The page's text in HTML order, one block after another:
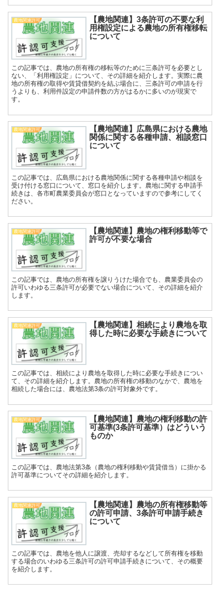
農地関連許可
【農地関連】3条許可の不要な利
用権設定による農地の所有権移転
について
この記事では、農地の所有権の移転等のために三条許可を必要とし
ない、「利用権設定」について、その詳細を紹介します。実際に農
地の所有権の取得や賃貸借契約を結ぶ場合に、三条許可の申請を行
うよりも、利用件設定の申請件数の方がはるかに多いのが現実で
す。
農地関連許可
【農地関連】広島県における農地
関係に関する各種申請、相談窓口
について
この記事では、広島県における農地関係に関する各種申請や相談を
受け付ける窓口について、窓口を紹介します。農地に関する申請手
続きは、各市町農業委員会が窓口となっていますので参考にしてく
ださい。
農地関連許可
【農地関連】農地の権利移動等で
許可が不要な場合
この記事では、農地の所有権を譲りうけた場合でも、農業委員会の
許可いわゆる三条許可が必要でない場合について、その詳細を紹介
します。
農地関連許可
【農地関連】相続により農地を取
得した時に必要な手続きについて
この記事では、相続により農地を取得した時に必要な手続きについ
て、その詳細を紹介します。農地の所有権の移動のなかで、農地を
相続した場合には、農地法第3条の許可対象外です。
農地関連許可
【農地関連】農地の権利移動の許
可基準(3条許可基準）はどういう
ものか
この記事では、農地法第3条（農地の権利移動や賃貸借当）に掛かる
許可基準についてその詳細を紹介します。
農地関連許可
【農地関連】農地の所有権移動等
の許可申請、3条許可申請手続き
について
この記事では、農地を他人に譲渡、売却するなどして所有権を移動
する場合のいわゆる三条許可の許可申請手続きについて、その概要
を紹介します。